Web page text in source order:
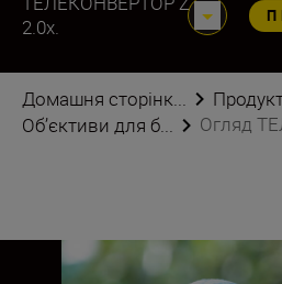
2.0x.
Домашня сторінк...
Об’єктиви для б...
Огляд